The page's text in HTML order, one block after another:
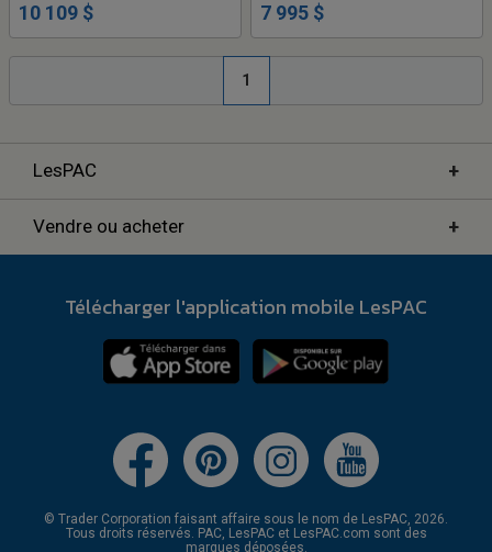
650 KRT
10 109 $ 7 995 $
1
LesPAC +
Vendre ou acheter +
Télécharger l'application mobile LesPAC
© Trader Corporation faisant affaire sous le nom de LesPAC, 2026.
Tous droits réservés. PAC, LesPAC et LesPAC.com sont des
marques déposées.